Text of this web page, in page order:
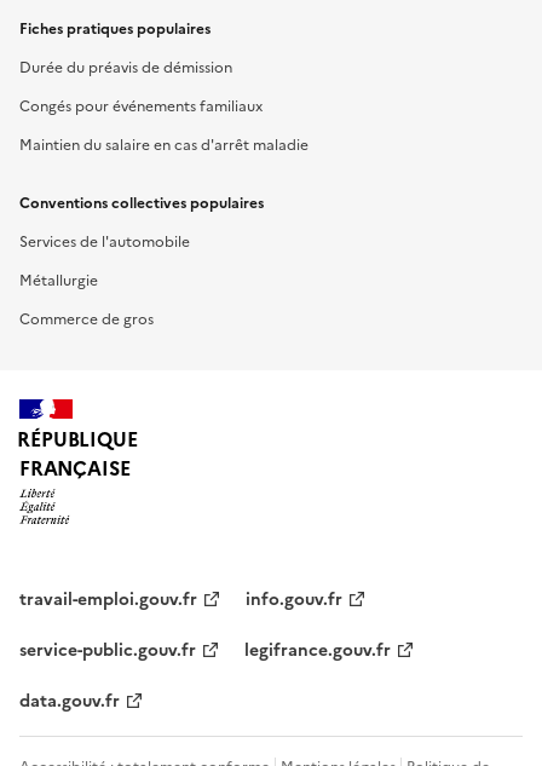
Fiches pratiques populaires
Durée du préavis de démission
Congés pour événements familiaux
Maintien du salaire en cas d'arrêt maladie
Conventions collectives populaires
Services de l'automobile
Métallurgie
Commerce de gros
RÉPUBLIQUE
FRANÇAISE
travail-emploi.gouv.fr
info.gouv.fr
service-public.gouv.fr
legifrance.gouv.fr
data.gouv.fr